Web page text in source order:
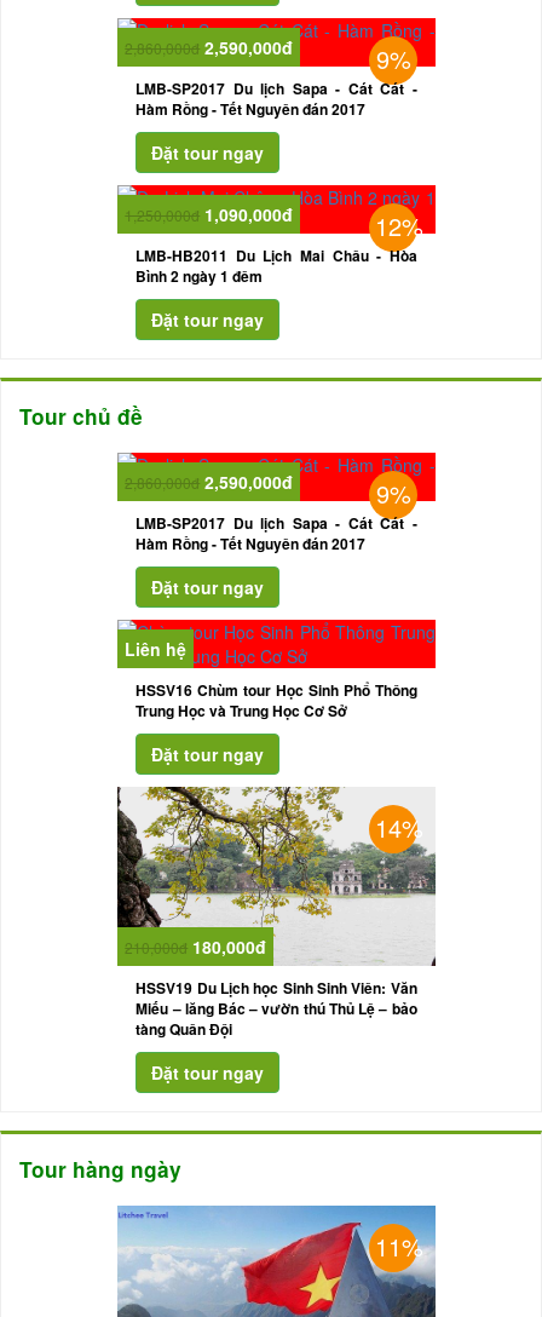
9%
2,860,000đ 2,590,000đ
LMB-SP2017 Du lịch Sapa - Cát Cát -
Hàm Rồng - Tết Nguyên đán 2017
12%
1,250,000đ 1,090,000đ
LMB-HB2011 Du Lịch Mai Châu - Hòa
Bình 2 ngày 1 đêm
Tour chủ đề
9%
2,860,000đ 2,590,000đ
LMB-SP2017 Du lịch Sapa - Cát Cát -
Hàm Rồng - Tết Nguyên đán 2017
Liên hệ
HSSV16 Chùm tour Học Sinh Phổ Thông
Trung Học và Trung Học Cơ Sở
14%
210,000đ 180,000đ
HSSV19 Du Lịch học Sinh Sinh Viên: Văn
Miếu – lăng Bác – vườn thú Thủ Lệ – bảo
tàng Quân Đội
Tour hàng ngày
11%